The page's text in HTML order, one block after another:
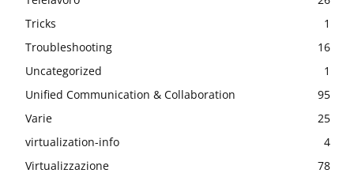
Tricks
1
Troubleshooting
16
Uncategorized
1
Unified Communication & Collaboration
95
Varie
25
virtualization-info
4
Virtualizzazione
78